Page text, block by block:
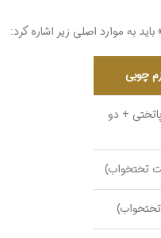
به موارد اصلی زیر اشاره کرد:
چوبی
+ دو
تختخواب)